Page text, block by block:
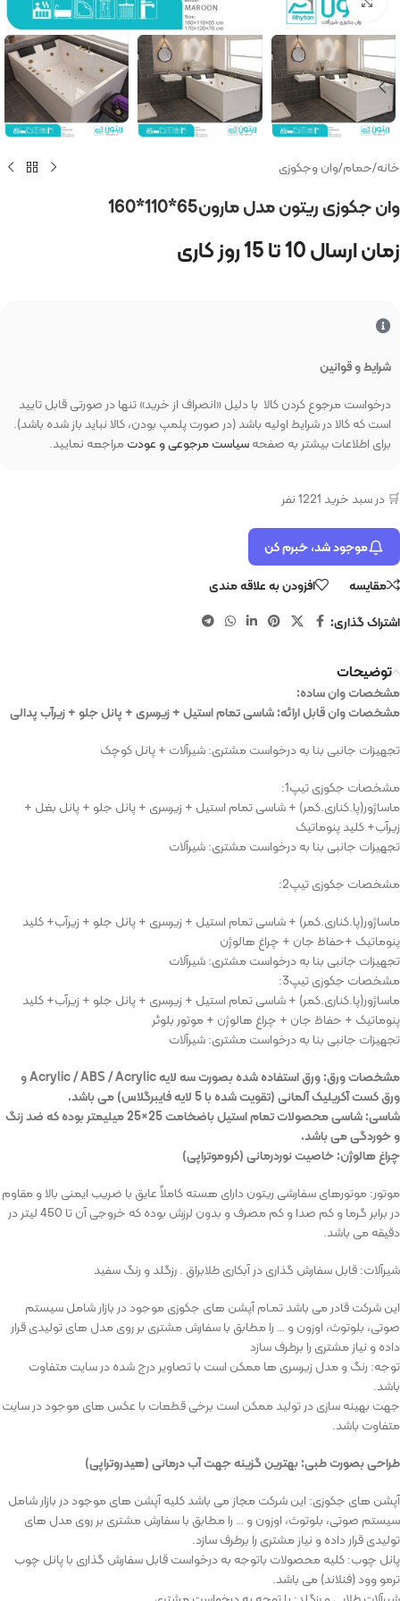
خانه/حمام/وان وجکوزی
وان جکوزی ریتون مدل مارون65*110*160
زمان ارسال 10 تا 15 روز کاری
شرایط و قوانین
درخواست مرجوع کردن کالا با دلیل «انصراف از خرید» تنها در صورتی قابل تایید
است که کالا در شرایط اولیه باشد (در صورت پلمپ بودن، کالا نباید باز شده باشد).
برای اطلاعات بیشتر به صفحهسیاست مرجوعی و عودتمراجعه نمایید.
موجود شد، خبرم کن
مقایسه
افزودن به علاقه مندی
اشتراک گذاری:
توضیحات
مشخصات وان ساده:
مشخصات وان قابل ارائه: شاسی تمام استیل + زیرسری + پانل جلو + زیرآب پدالی
تجهیزات جانبی بنا به درخواست مشتری: شیرآلات + پانل کوچک
مشخصات جکوزی تیپ1:
ماساژور(پا.کناری.کمر) + شاسی تمام استیل + زیرسری + پانل جلو + پانل بغل +
زیرآب+ کلید پنوماتیک
تجهیزات جانبی بنا به درخواست مشتری: شیرآلات
مشخصات جکوزی تیپ2:
ماساژور(پا.کناری.کمر) + شاسی تمام استیل + زیرسری + پانل جلو + زیرآب+ کلید
پنوماتیک +حفاظ جان + چراغ هالوژن
تجهیزات جانبی بنا به درخواست مشتری: شیرآلات
مشخصات جکوزی تیپ3:
ماساژور(پا.کناری.کمر) + شاسی تمام استیل + زیرسری + پانل جلو + زیرآب+ کلید
پنوماتیک + حفاظ جان + چراغ هالوژن + موتور بلوئر
تجهیزات جانبی بنا به درخواست مشتری: شیرآلات
مشخصات ورق: ورق استفاده شده بصورت سه لایه Acrylic / ABS / Acrylic و
ورق کست آکریلیک آلمانی (تقویت شده با 5 لایه فایبرگلاس) می باشد.
شاسی: شاسی محصولات تمام استیل باضخامت 25×25 میلیمتر بوده که ضد زنگ
و خوردگی می باشد.
چراغ هالوژن: خاصیت نوردرمانی (کروموتراپی)
موتور: موتورهای سفارشی ریتون دارای هسته کاملاً عایق با ضریب ایمنی بالا و مقاوم
در برابر گرما و کم صدا و کم مصرف و بدون لرزش بوده که خروجی آن تا 450 لیتر در
دقیقه می باشد.
شیرآلات: قابل سفارش گذاری در آبکاری طلابراق . رزگلد و رنگ سفید
این شرکت قادر می باشد تمـام آپشن های جکوزی موجود در بازار شامل سیستم
صوتی، بلوتوث، اوزون و … را مطابق با سفارش مشتری بر روی مدل های تولیدی قرار
داده و نیاز مشتری را برطرف سازد
توجه: رنگ و مدل زیرسری ها ممکن است با تصاویر درج شده در سایت متفاوت
باشد.
جهت بهینه سازی در تولید ممکن است برخی قطعات با عکس های موجود در سایت
متفاوت باشد.
طراحی بصورت طبی: بهترین گزینه جهت آب درمانی (هیدروتراپی)
آپشن های جکوزی: این شرکت مجاز می باشد کلیه آپشن های موجود در بازار شامل
سیستم صوتی، بلوتوث، اوزون و … را مطابق با سفارش مشتری بر روی مدل های
تولیدی قرار داده و نیاز مشتری را برطرف سازد.
پانل چوب: کلیه محصولات باتوجه به درخواست قابل سفارش گذاری با پانل چوب
ترمو وود (فنلاند) می باشد.